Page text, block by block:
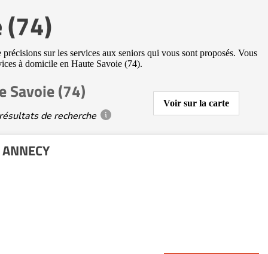
(74)
sur les services aux seniors qui vous sont proposés. Vous
à domicile en Haute Savoie (74).
Savoie (74)
de recherche
Voir sur la carte